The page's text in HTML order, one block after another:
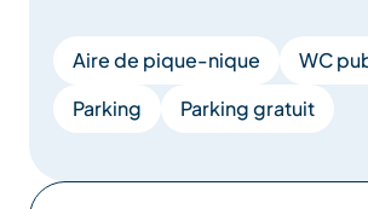
Aire de pique-nique
WC
Parking
Parking gratuit